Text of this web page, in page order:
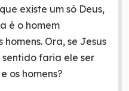
existe um só Deus,
é o homem
Ora, se Jesus
sentido faria ele ser
os homens?